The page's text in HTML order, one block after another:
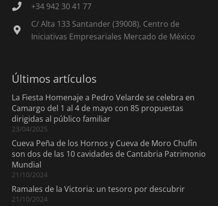
+34 942 30 41 77
C/ Alta 133 Santander (39008). Centro de
Iniciativas Empresariales Mercado de México
Últimos artículos
La Fiesta Homenaje a Pedro Velarde se celebra en
Camargo del 1 al 4 de mayo con 85 propuestas
dirigidas al público familiar
23/04/2025
Cueva Peña de los Hornos y Cueva de Moro Chufín
son dos de las 10 cavidades de Cantabria Patrimonio
Mundial
21/10/2024
Ramales de la Victoria: un tesoro por descubrir
21/10/2024